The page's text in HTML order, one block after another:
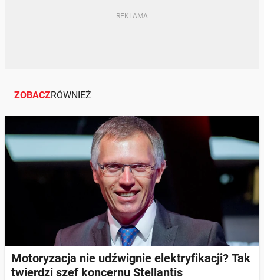
ZOBACZRÓWNIEŻ
Motoryzacja nie udźwignie elektryfikacji? Tak
twierdzi szef koncernu Stellantis